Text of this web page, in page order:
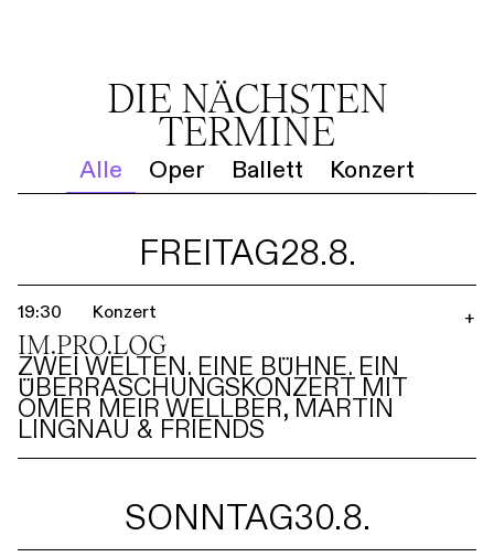
DIE NÄCHSTEN
TERMINE
Alle Oper Ballett Konzert
FREITAG28.8.
19:30 Konzert
IM.PRO.LOG
ZWEI WELTEN. EINE BÜHNE. EIN
ÜBERRASCHUNGSKONZERT MIT
OMER MEIR WELLBER, MARTIN
LINGNAU & FRIENDS
+
SONNTAG30.8.